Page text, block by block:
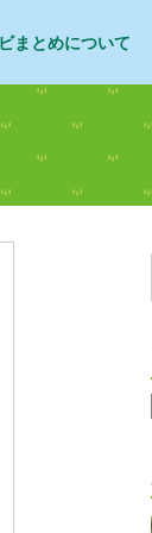
まとめについて